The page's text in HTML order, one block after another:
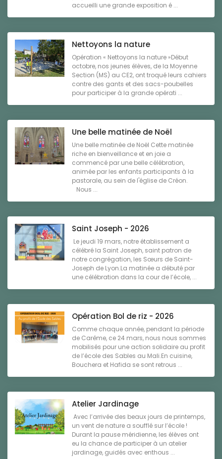
accueilli une grande exposition é ...
Nettoyons la nature
Opération « Nettoyons la nature »Début
octobre, nos jeunes élèves, de la Moyenne
Section (MS) au CE2, ont troqué leurs cahiers
contre des gants et des sacs-poubelles
pour participer à la grande opérati ...
Une belle matinée de Noël
Une belle matinée de Noël Cette matinée
riche en bienveillance et en joie a
commencé par une belle célébration,
animée par les enfants participants à la
pastorale, au sein de l'église de Créon.
Nous ...
Saint Joseph - 2026
Le jeudi 19 mars, notre établissement a
célébré la Saint Joseph, saint patron de
notre congrégation, les Sœurs de Saint-
Joseph de Lyon.La matinée a débuté par
une célébration dans la cour de l’école, ...
Opération Bol de riz - 2026
Comme chaque année, pendant la période
de Carême, ce 24 mars, nous nous sommes
mobilisés pour une action solidaire au profit
de l’école des Sables au Mali.En cuisine,
Bouchera et Hafida se sont retrous ...
Atelier Jardinage
Avec l’arrivée des beaux jours de printemps,
un vent de nature a soufflé sur l’école !
Durant la pause méridienne, les élèves ont
eu la chance de participer à un atelier
jardinage, guidés avec enthous ...